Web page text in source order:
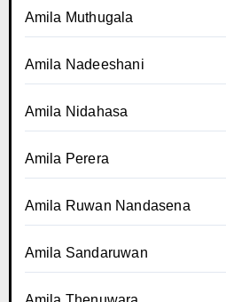
Amila Muthugala
Amila Nadeeshani
Amila Nidahasa
Amila Perera
Amila Ruwan Nandasena
Amila Sandaruwan